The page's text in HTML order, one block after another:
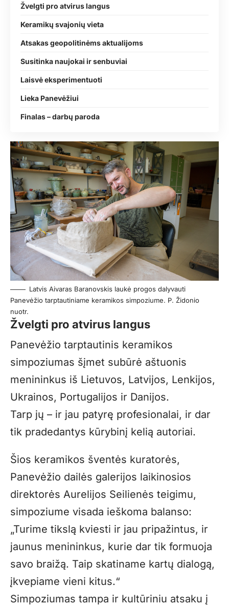
Žvelgti pro atvirus langus
Keramikų svajonių vieta
Atsakas geopolitinėms aktualijoms
Susitinka naujokai ir senbuviai
Laisvė eksperimentuoti
Lieka Panevėžiui
Finalas – darbų paroda
Latvis Aivaras Baranovskis laukė progos dalyvauti
Panevėžio tarptautiniame keramikos simpoziume. P. Židonio
nuotr.
Žvelgti pro atvirus langus
Panevėžio tarptautinis keramikos
simpoziumas šįmet subūrė aštuonis
menininkus iš Lietuvos, Latvijos, Lenkijos,
Ukrainos, Portugalijos ir Danijos.
Tarp jų – ir jau patyrę profesionalai, ir dar
tik pradedantys kūrybinį kelią autoriai.
Šios keramikos šventės kuratorės,
Panevėžio dailės galerijos laikinosios
direktorės Aurelijos Seilienės teigimu,
simpoziume visada ieškoma balanso:
„Turime tikslą kviesti ir jau pripažintus, ir
jaunus menininkus, kurie dar tik formuoja
savo braižą. Taip skatiname kartų dialogą,
įkvepiame vieni kitus.“
Simpoziumas tampa ir kultūriniu atsaku į